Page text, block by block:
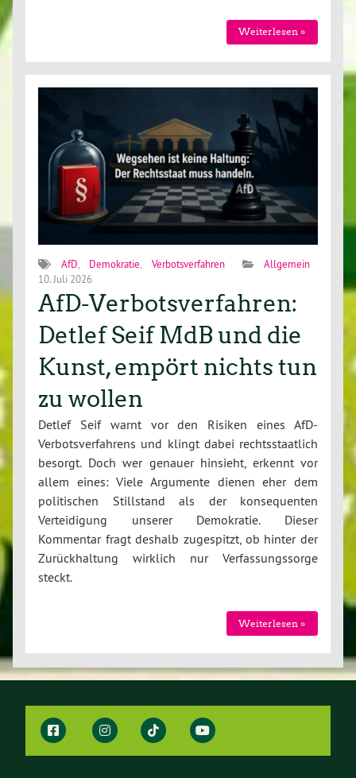
Weiterlesen »
AfD Demokratie Verbotsverfahren
Allgemein
10. Juli 2026
AfD-Verbotsverfahren:
Detlef Seif MdB und die
Kunst, empört nichts tun
zu wollen
Detlef Seif warnt vor den Risiken eines AfD-
Verbotsverfahrens und klingt dabei rechtsstaatlich
besorgt. Doch wer genauer hinsieht, erkennt vor
allem eines: Viele Argumente dienen eher dem
politischen Stillstand als der konsequenten
Verteidigung unserer Demokratie. Dieser
Kommentar fragt deshalb zugespitzt, ob hinter der
Zurückhaltung wirklich nur Verfassungssorge
steckt.
Weiterlesen »